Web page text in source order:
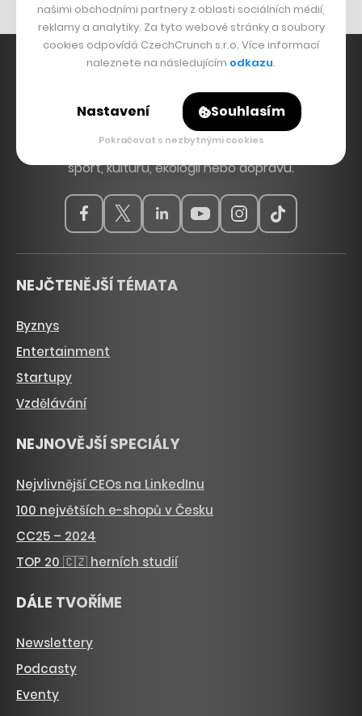
Hlavní zdroj inspirace. Věnujeme se tématům, která
hýbou Českem a světem, od byznysu a startupů
přes technologie, politiku a vzdělávání až po bydlení,
sport, kulturu, ekologii nebo dopravu.
NEJČTENĚJŠÍ TÉMATA
Byznys
Entertainment
Startupy
Vzdělávání
NEJNOVĚJŠÍ SPECIÁLY
Nejvlivnější CEOs na LinkedInu
100 největších e-shopů v Česku
CC25 – 2024
TOP 20 🇨🇿 herních studií
DÁLE TVOŘÍME
Newslettery
Podcasty
Eventy
našimi obchodními partnery z oblasti sociálních médií,
reklamy a analytiky. Za tyto webové stránky a soubory
cookies odpovídá CzechCrunch s.r.o. Více informací
naleznete na následujícím odkazu.
Nastavení Souhlasím
Pokračovat s nezbytnými cookies